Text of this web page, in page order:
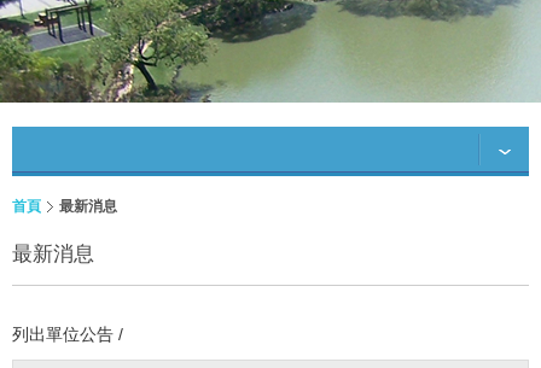
首頁 最新消息
最新消息
列出單位公告 /